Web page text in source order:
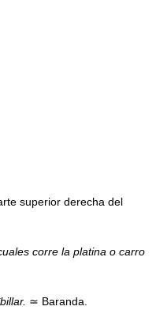
superior derecha del
corre la platina o carro
≃ Baranda.